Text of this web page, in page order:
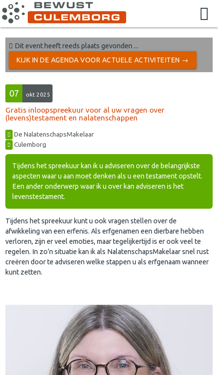
Dit event heeft reeds plaats gevonden ...
KIJK IN DE AGENDA VOOR ACTUELE ACTIVITEITEN →
07 okt 2025
Gratis inloopspreekuur voor al uw vragen over
(levens)testament en nalatenschappen
De NalatenschapsMakelaar
Culemborg
Tijdens het spreekuur kan ik u adviseren over de belangrijkste
aspecten waar u aan moet denken als u een testament opstelt.
Een ander onderwerp waar ik u over kan adviseren is het
levenstestament.
Tijdens het spreekuur kunt u ook vragen stellen over de
afwikkeling van een erfenis. Als erfgenamen een dierbare hebben
verloren, zijn er veel emoties, maar tegelijkertijd is er ook veel te
regelen. In zo’n situatie kan ik als NalatenschapsMakelaar snel rust
creëren door te adviseren welke stappen u als erfgenaam wanneer
kunt zetten.